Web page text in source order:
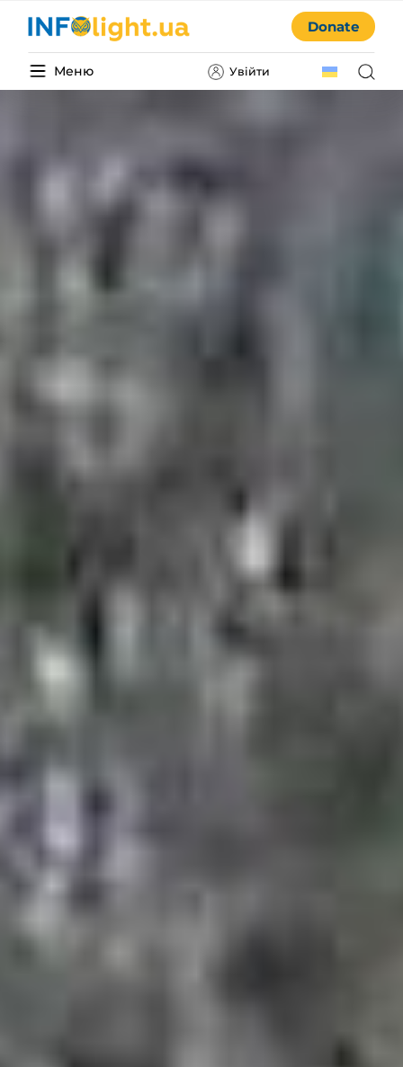
Меню Увійти
Donate